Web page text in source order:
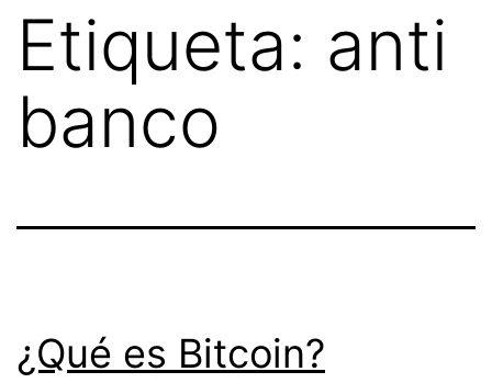
Etiqueta: anti
banco
¿Qué es Bitcoin?